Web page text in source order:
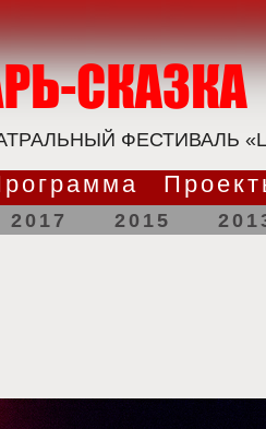
ФЕСТИВАЛЬ
2017 2015